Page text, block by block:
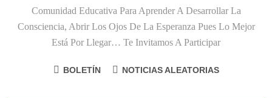
Comunidad Educativa Para Aprender A Desarrollar La
Consciencia, Abrir Los Ojos De La Esperanza Pues Lo Mejor
Está Por Llegar… Te Invitamos A Participar
BOLETÍN NOTICIAS ALEATORIAS